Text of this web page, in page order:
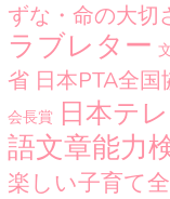
ずな・命の大切
ラブレター
省 日本PTA全国
会長賞 日本テ
語文章能力
楽しい子育て